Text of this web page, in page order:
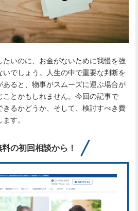
いのに、お金がないために我慢を強
でしょう。人生の中で重要な判断を
ると、物事がスムーズに運ぶ場合が
とかもしれません。今回の記事で
きるかどうか、そして、検討すべき費
す。
料の初回相談から！